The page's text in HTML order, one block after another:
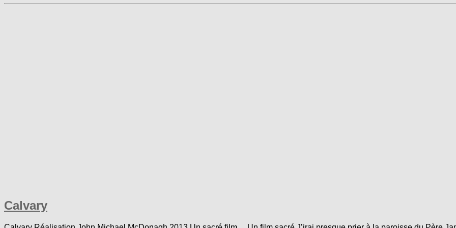
Calvary